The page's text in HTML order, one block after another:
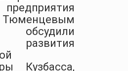
обсудили
Кузбасса,